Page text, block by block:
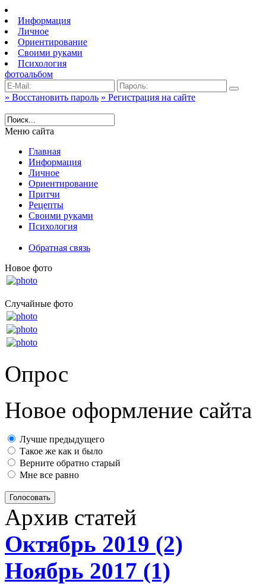
Информация
Личное
Ориентирование
Своими руками
Психология
фотоальбом
» Восстановить пароль » Регистрация на сайте
Меню сайта
Главная
Информация
Личное
Ориентирование
Притчи
Рецепты
Своими руками
Психология
Обратная связь
Новое фото
Случайные фото
Опрос
Новое оформление сайта
Лучше предыдущего
Такое же как и было
Верните обратно старый
Мне все равно
Голосовать
Архив статей
Октябрь 2019 (2)
Ноябрь 2017 (1)